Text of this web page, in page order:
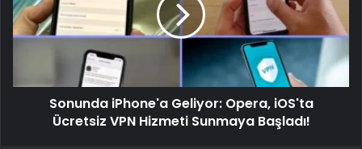
Sonunda iPhone'a Geliyor: Opera, iOS'ta
Ücretsiz VPN Hizmeti Sunmaya Başladı!